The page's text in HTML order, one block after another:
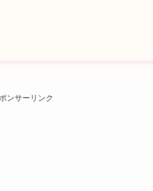
ンサーリンク